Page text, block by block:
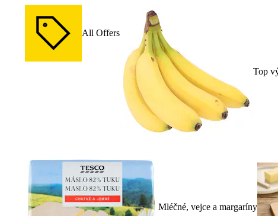
All Offers
Top
Mléčné, vejce a margaríny